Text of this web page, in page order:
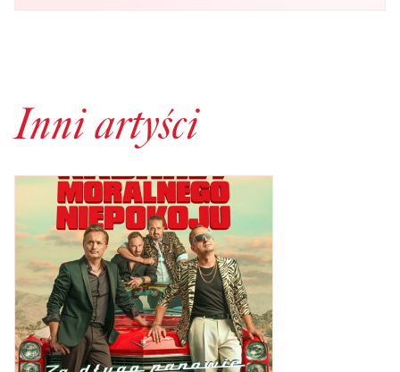
Inni artyści